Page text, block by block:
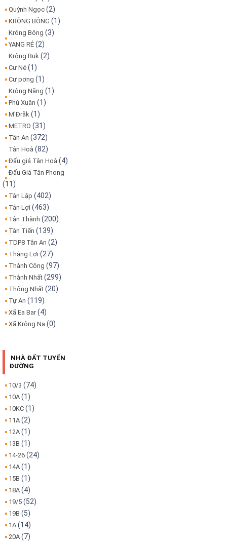
Quỳnh Ngọc (2)
KRÔNG BÔNG (1)
Krông Bông (3)
YANG RÉ (2)
Krông Buk (2)
Cư Né (1)
Cư pơng (1)
Krông Năng (1)
Phú Xuân (1)
M'Đrăk (1)
METRO (31)
Tân An (372)
Tân Hoà (82)
Đấu giá Tân Hoà (4)
Đấu Giá Tân Phong
(11)
Tân Lập (402)
Tân Lợi (463)
Tân Thành (200)
Tân Tiến (139)
TDP8 Tân An (2)
Thắng Lợi (27)
Thành Công (97)
Thành Nhất (299)
Thống Nhất (20)
Tự An (119)
Xã Ea Bar(4)
Xã Krông Na (0)
NHÀ ĐẤT TUYẾN
ĐƯỜNG
10/3 (74)
10A (1)
10KC (1)
11A (2)
12A (1)
13B (1)
14-26 (24)
14A (1)
15B (1)
18A (4)
19/5 (52)
19B (5)
1A (14)
20A (7)